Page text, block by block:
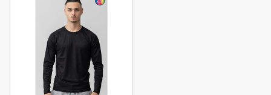
Voir le produit